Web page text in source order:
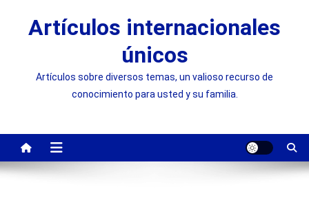
Artículos internacionales
únicos
Artículos sobre diversos temas, un valioso recurso de
conocimiento para usted y su familia.